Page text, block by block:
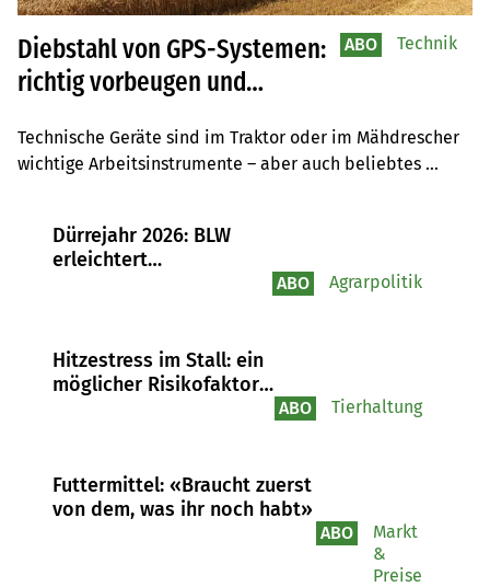
Diebstahl von GPS-Systemen:
richtig vorbeugen und
Technische Geräte sind im Traktor oder im Mähdrescher
wichtige Arbeitsinstrumente – aber auch beliebtes
Diebstähle vorzugehen ist.
ABO Technik
Dürrejahr 2026: BLW
erleichtert
ABO Agrarpolitik
Hitzestress im Stall: ein
möglicher Risikofaktor
ABO Tierhaltung
Futtermittel: «Braucht zuerst
von dem, was ihr noch habt»
ABO
Markt
&
Preise